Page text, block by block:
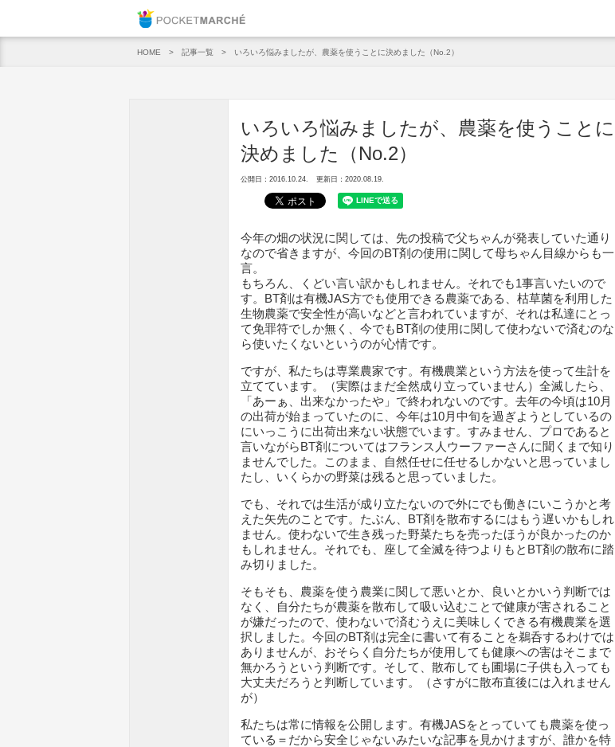
HOME 記事一覧 いろいろ悩みましたが、農薬を使うことに決めました（No.2）
いろいろ悩みましたが、農薬を使うことに
決めました（No.2）
公開日：2016.10.24. 更新日：2020.08.19.
今年の畑の状況に関しては、先の投稿で父ちゃんが発表していた通り
なので省きますが、今回のBT剤の使用に関して母ちゃん目線からも一
言。
もちろん、くどい言い訳かもしれません。それでも1事言いたいので
す。BT剤は有機JAS方でも使用できる農薬である、枯草菌を利用した
生物農薬で安全性が高いなどと言われていますが、それは私達にとっ
て免罪符でしか無く、今でもBT剤の使用に関して使わないで済むのな
ら使いたくないというのが心情です。
ですが、私たちは専業農家です。有機農業という方法を使って生計を
立てています。（実際はまだ全然成り立っていません）全滅したら、
「あーぁ、出来なかったや」で終われないのです。去年の今頃は10月
の出荷が始まっていたのに、今年は10月中旬を過ぎようとしているの
にいっこうに出荷出来ない状態でいます。すみません、プロであると
言いながらBT剤についてはフランス人ウーファーさんに聞くまで知り
ませんでした。このまま、自然任せに任せるしかないと思っていまし
たし、いくらかの野菜は残ると思っていました。
でも、それでは生活が成り立たないので外にでも働きにいこうかと考
えた矢先のことです。たぶん、BT剤を散布するにはもう遅いかもしれ
ません。使わないで生き残った野菜たちを売ったほうが良かったのか
もしれません。それでも、座して全滅を待つよりもとBT剤の散布に踏
み切りました。
そもそも、農薬を使う農業に関して悪いとか、良いとかいう判断では
なく、自分たちが農薬を散布して吸い込むことで健康が害されること
が嫌だったので、使わないで済むうえに美味しくできる有機農業を選
択しました。今回のBT剤は完全に書いて有ることを鵜呑するわけでは
ありませんが、おそらく自分たちが使用しても健康への害はそこまで
無かろうという判断です。そして、散布しても圃場に子供も入っても
大丈夫だろうと判断しています。（さすがに散布直後には入れません
が）
私たちは常に情報を公開します。有機JASをとっていても農薬を使っ
ている＝だから安全じゃないみたいな記事を見かけますが、誰かを特